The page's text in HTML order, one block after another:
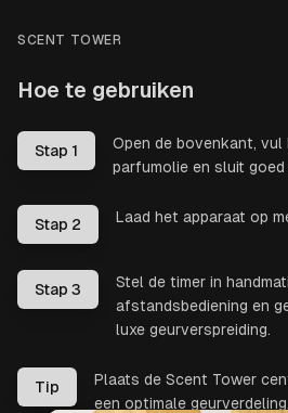
SCENT TOWER
Hoe te gebruiken
Stap 1
Open de bovenkant,
parfumolie en sluit goed
Stap 2 Laad het apparaat op
Stap 3
Stel de timer in
afstandsbediening en
luxe geurverspreiding.
Tip
Plaats de Scent Tower
een optimale geurverdeling.